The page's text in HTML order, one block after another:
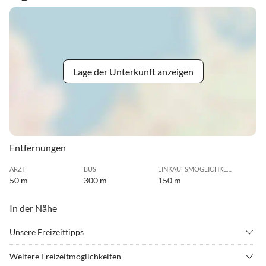
Lage der Unterkunft anzeigen
Entfernungen
ARZT
50 m
BUS
300 m
EINKAUFSMÖGLICHKEIT
150 m
In der Nähe
Unsere Freizeittipps
Weitere Freizeitmöglichkeiten